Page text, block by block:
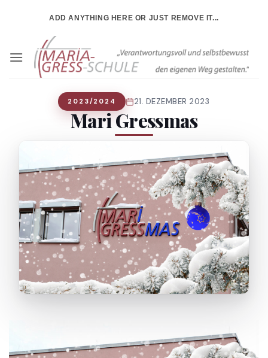
ADD ANYTHING HERE OR JUST REMOVE IT...
2023/2024 21. DEZEMBER 2023
Mari Gressmas